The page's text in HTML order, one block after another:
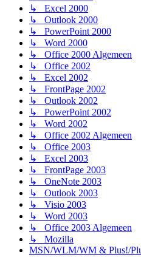
↳ Excel 2000
↳ Outlook 2000
↳ PowerPoint 2000
↳ Word 2000
↳ Office 2000 Algemeen
↳ Office 2002
↳ Excel 2002
↳ FrontPage 2002
↳ Outlook 2002
↳ PowerPoint 2002
↳ Word 2002
↳ Office 2002 Algemeen
↳ Office 2003
↳ Excel 2003
↳ FrontPage 2003
↳ OneNote 2003
↳ Outlook 2003
↳ Visio 2003
↳ Word 2003
↳ Office 2003 Algemeen
↳ Mozilla
MSN/WLM/WM & Plus!/